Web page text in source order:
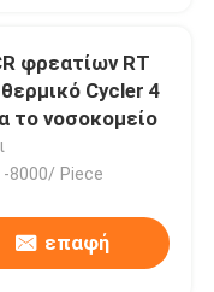
φρεατίων RT
Cycler 4
το νοσοκομείο
-8000/ Piece
επαφή